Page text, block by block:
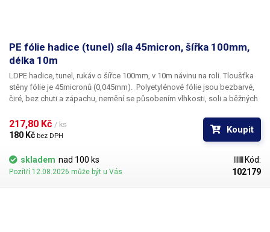
PE fólie hadice (tunel) síla 45micron, šířka 100mm,
délka 10m
LDPE hadice, tunel, rukáv o šířce 100mm, v 10m návinu na roli. Tloušťka
stěny fólie je 45micronů (0,045mm). ​Polyetylénové fólie jsou bezbarvé,
čiré, bez chuti a zápachu, nemění se působením vlhkosti, soli a běžných
odolné proti mrazu a vlhkosti. Fólie je vhodná pro výrobu pytlů, sáčků a
obalů jakéhokoliv zboží. PE fólie jsou zdravotně nezávadné, 100%
recyklovatelné a jsou vhodné i pro balení potravin (certifikát k
dispozici). Jako obalový prostředek splňují požadavky zákona č.
477/2001 Sb. (zákon o obalech). Ideální pro svařování všemi impulsními
svářečkami z naší nabídky. Cena je za roli 10 metrů. Materiál: LD-PE (Low
Density Polyethylen) Tloušťka materiálu: 45micron (0,045mm)*2 Šířka:
217,80 Kč / ks
180 Kč bez DPH
Koupit
skladem nad 100 ks
Pozítří 12.08.2026 může být u Vás
Kód:
102179